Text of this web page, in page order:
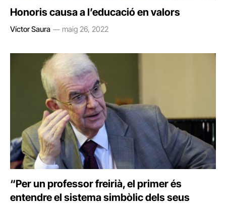
Honoris causa a l’educació en valors
Víctor Saura maig 26, 2022
“Per un professor freirià, el primer és
entendre el sistema simbòlic dels seus